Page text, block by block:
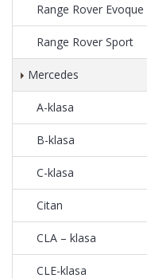
Range Rover Evoque
Range Rover Sport
Mercedes
A-klasa
B-klasa
C-klasa
Citan
CLA – klasa
CLE-klasa